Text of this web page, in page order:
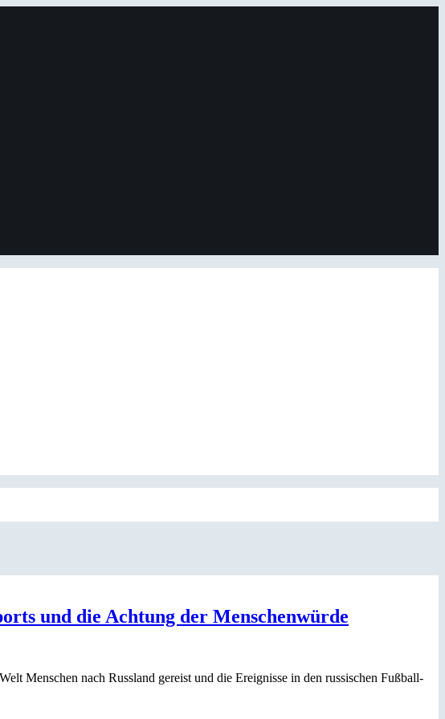
und die Achtung der Menschenwürde
Menschen nach Russland gereist und die Ereignisse in den russischen Fußball-